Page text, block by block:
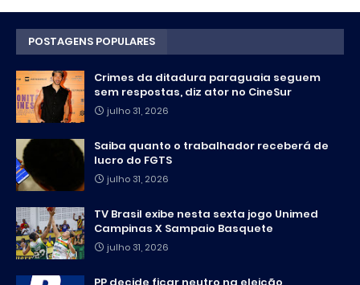
POSTAGENS POPULARES
Crimes da ditadura paraguaia seguem
sem respostas, diz ator no CineSur
julho 31, 2026
Saiba quanto o trabalhador receberá de
lucro do FGTS
julho 31, 2026
TV Brasil exibe nesta sexta jogo Unimed
Campinas X Sampaio Basquete
julho 31, 2026